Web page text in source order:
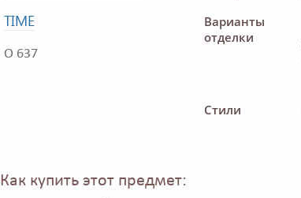
TIME
O 637
Варианты
отделки
Стили
Как купить этот предмет: